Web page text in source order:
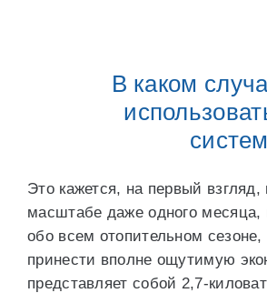
В каком
Это кажется, на первый взгляд,
масштабе даже одного месяца,
обо всем отопительном
принести вполне ощутимую
представляет собой 2,7-